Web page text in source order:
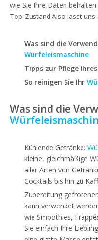
wie Sie Ihre Daten behalten
Top-Zustand.Also lasst uns
Was sind die
Würfeleismaschine
Tipps zur Pflege Ihres
So reinigen Sie Ihr
Was sind die
Kühlende Getränke:
kleine, gleichmäßige
aller Arten von
Cocktails bis hin zu
Zubereitung
kann verwendet
wie Smoothies,
Sie einfach Ihre